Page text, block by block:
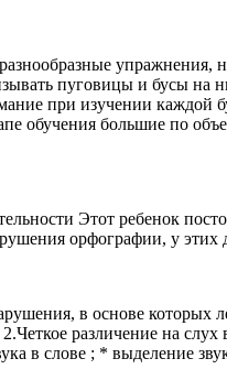
пуговицы и бусы
при изучении
обучения большие по
Этот ребенок
орфографии, у
в основе
различение на
в слове ; * выделение